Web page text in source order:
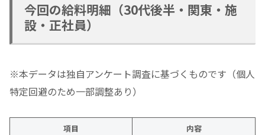
今回の給料明細（30代後半・関東・施
設・正社員）
※本データは独自アンケート調査に基づくものです（個人
特定回避のため一部調整あり）
項目
内容